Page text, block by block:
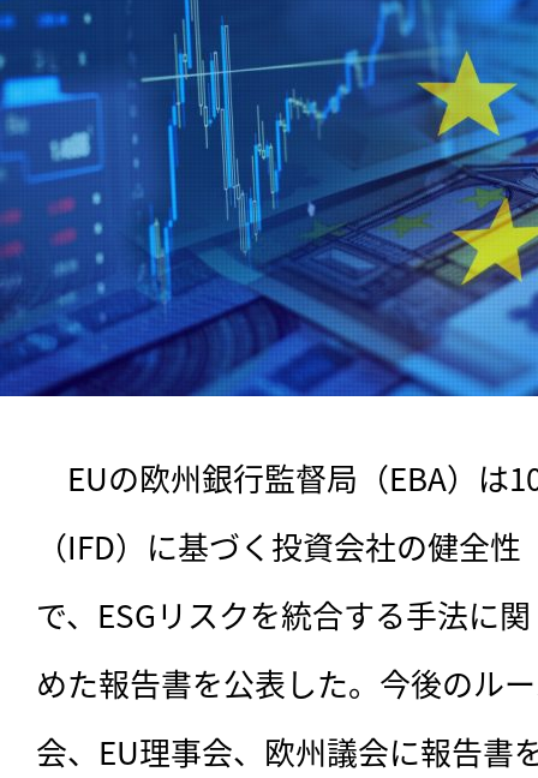
EUの欧州銀行監督局（EBA）は
（IFD）に基づく投資会社の健全
で、ESGリスクを統合する手法に
めた報告書を公表した。今後のル
会、EU理事会、欧州議会に報告書